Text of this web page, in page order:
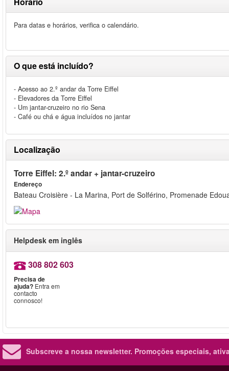
Para datas e horários, verifica o calendário.
O que está incluído?
- Acesso ao 2.º andar da Torre Eiffel
- Elevadores da Torre Eiffel
- Um jantar-cruzeiro no rio Sena
- Café ou chá e água incluídos no jantar
Localização
Torre Eiffel: 2.º andar + jantar-cruzeiro
Endereço
Bateau Croisière - La Marina, Port de Solférino, Promenade
Helpdesk em inglês
308 802 603
Precisa de
ajuda? Entra em
contacto
connosco!
Subscreve a nossa newsletter. Promoções especiais,